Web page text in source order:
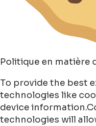
Politique en matière
To provide the best
technologies like
device
technologies will